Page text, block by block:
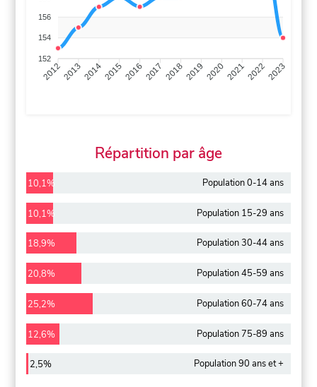
156
154
152
201220132014201520162017 20182019 2020202120222023
Répartition par âge
10,1% Population 0-14 ans
10,1% Population 15-29 ans
18,9% Population 30-44 ans
20,8% Population 45-59 ans
25,2% Population 60-74 ans
12,6% Population 75-89 ans
2,5% Population 90 ans et +